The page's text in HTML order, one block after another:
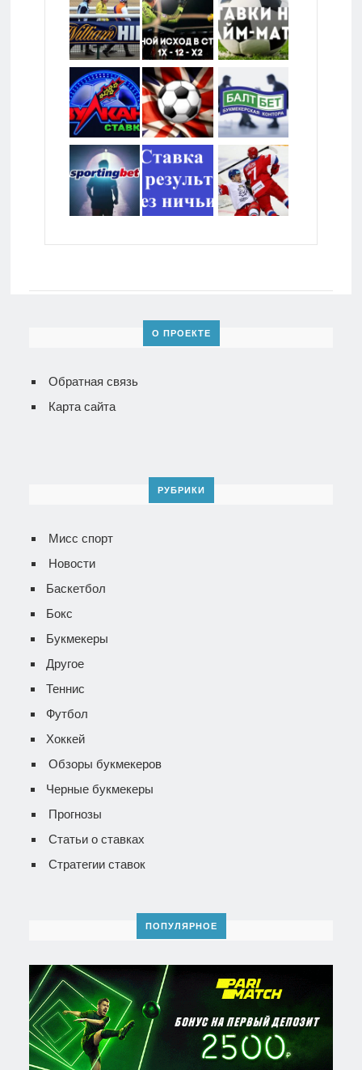
О ПРОЕКТЕ
Обратная связь
Карта сайта
РУБРИКИ
Мисс спорт
Новости
Баскетбол
Бокс
Букмекеры
Другое
Теннис
Футбол
Хоккей
Обзоры букмекеров
Черные букмекеры
Прогнозы
Статьи о ставках
Стратегии ставок
ПОПУЛЯРНОЕ